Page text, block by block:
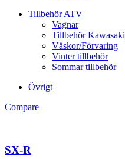
Tillbehör ATV
Vagnar
Tillbehör Kawasaki
Väskor/Förvaring
Vinter tillbehör
Sommar tillbehör
Övrigt
Compare
SX-R